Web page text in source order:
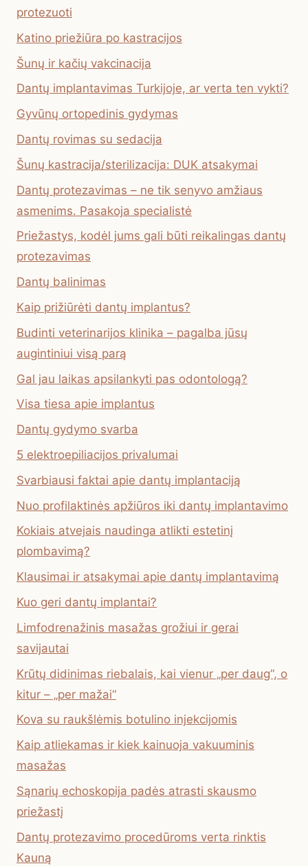
protezuoti
Katino priežiūra po kastracijos
Šunų ir kačių vakcinacija
Dantų implantavimas Turkijoje, ar verta ten vykti?
Gyvūnų ortopedinis gydymas
Dantų rovimas su sedacija
Šunų kastracija/sterilizacija: DUK atsakymai
Dantų protezavimas – ne tik senyvo amžiaus
asmenims. Pasakoja specialistė
Priežastys, kodėl jums gali būti reikalingas dantų
protezavimas
Dantų balinimas
Kaip prižiūrėti dantų implantus?
Budinti veterinarijos klinika – pagalba jūsų
augintiniui visą parą
Gal jau laikas apsilankyti pas odontologą?
Visa tiesa apie implantus
Dantų gydymo svarba
5 elektroepiliacijos privalumai
Svarbiausi faktai apie dantų implantaciją
Nuo profilaktinės apžiūros iki dantų implantavimo
Kokiais atvejais naudinga atlikti estetinį
plombavimą?
Klausimai ir atsakymai apie dantų implantavimą
Kuo geri dantų implantai?
Limfodrenažinis masažas grožiui ir gerai
savijautai
Krūtų didinimas riebalais, kai vienur „per daug“, o
kitur – „per mažai“
Kova su raukšlėmis botulino injekcijomis
Kaip atliekamas ir kiek kainuoja vakuuminis
masažas
Sąnarių echoskopija padės atrasti skausmo
priežastį
Dantų protezavimo procedūroms verta rinktis
Kauną